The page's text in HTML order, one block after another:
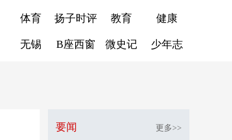
体育 扬子时评 教育 健康
无锡 B座西窗 微史记 少年志
要闻 更多>>